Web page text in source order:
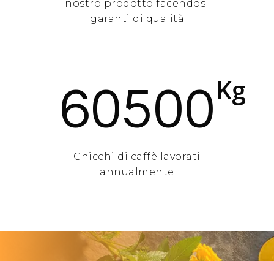
nostro prodotto facendosi
garanti di qualità
60500Kg
Chicchi di caffè lavorati
annualmente